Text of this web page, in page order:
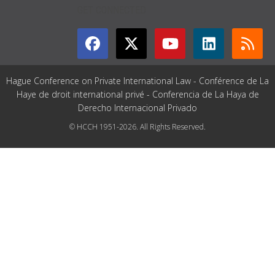
Hague Conference on Private International Law - Conférence de La
Haye de droit international privé - Conferencia de La Haya de
Derecho Internacional Privado
© HCCH 1951-2026. All Rights Reserved.